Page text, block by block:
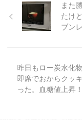
また
たけ
ブン
昨日もロー炭水化
即席でおからクッ
った。血糖値上昇！